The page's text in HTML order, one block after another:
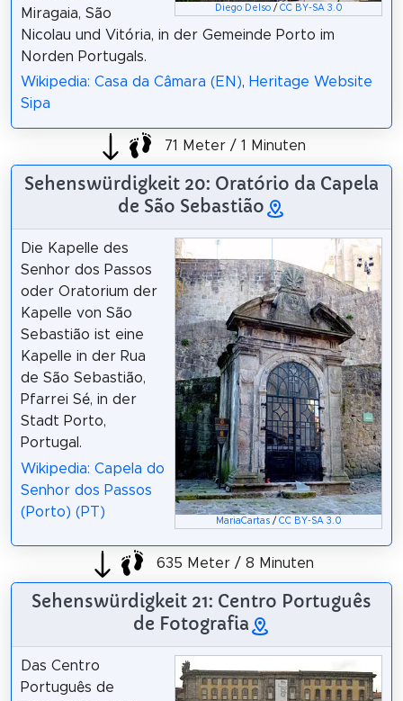
Diego Delso/ CC BY-SA 3.0
Miragaia, São
Nicolau und Vitória, in der Gemeinde Porto im
Norden Portugals.
Wikipedia: Casa da Câmara (EN), Heritage Website
Sipa
71 Meter / 1 Minuten
Sehenswürdigkeit 20: Oratório da Capela
de São Sebastião
MariaCartas/ CC BY-SA 3.0
Die Kapelle des
Senhor dos Passos
oder Oratorium der
Kapelle von São
Sebastião ist eine
Kapelle in der Rua
de São Sebastião,
Pfarrei Sé, in der
Stadt Porto,
Portugal.
Wikipedia: Capela do
Senhor dos Passos
(Porto) (PT)
635 Meter / 8 Minuten
Sehenswürdigkeit 21: Centro Português
de Fotografia
Das Centro
Português de